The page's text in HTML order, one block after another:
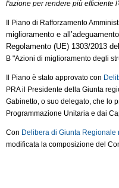
l'azione per rendere più efficiente
Il Piano di Rafforzamento
miglioramento e
Regolamento (UE) 1303/2013
B "Azioni di miglioramento degli
Il Piano è stato approvato con
PRA il Presidente della Giunta
Gabinetto, o suo delegato, che lo
Programmazione Unitaria e dai
Con Delibera di Giunta Regionale
modificata la composizione del